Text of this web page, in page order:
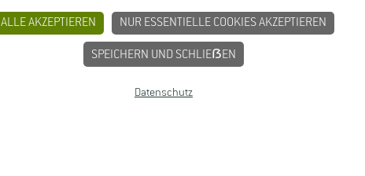
Han­nah.Schmidt-
Weis(at)hs-​gm.​de
ALLE AKZEPTIEREN NUR ESSENTIELLE COOKIES AKZEPTIEREN
SPEICHERN UND SCHLIEẞEN
Datenschutz